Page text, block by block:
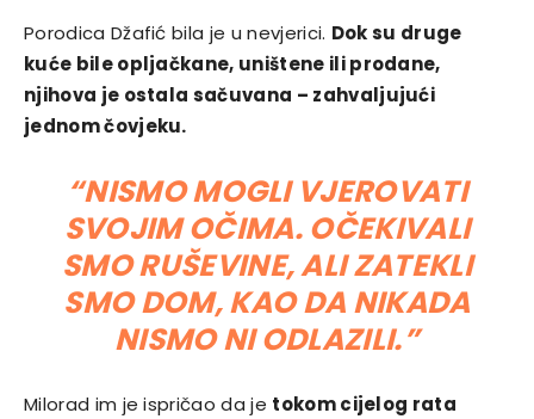
Porodica Džafić bila je u nevjerici. Dok su druge
kuće bile opljačkane, uništene ili prodane,
njihova je ostala sačuvana – zahvaljujući
jednom čovjeku.
“NISMO MOGLI VJEROVATI
SVOJIM OČIMA. OČEKIVALI
SMO RUŠEVINE, ALI ZATEKLI
SMO DOM, KAO DA NIKADA
NISMO NI ODLAZILI.”
Milorad im je ispričao da je tokom cijelog rata